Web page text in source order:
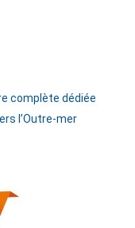
complète dédiée
l’Outre-mer